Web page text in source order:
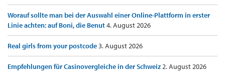
Worauf sollte man bei der Auswahl einer Online-Plattform in erster
Linie achten: auf Boni, die Benut4. August 2026
Real girls from your postcode3. August 2026
Empfehlungen für Casinovergleiche in der Schweiz2. August 2026